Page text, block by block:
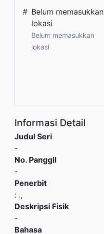
# Belum memasukkan
lokasi
Belum memasukkan
lokasi
Informasi Detail
Judul Seri
-
No. Panggil
-
Penerbit
: .,
Deskripsi Fisik
-
Bahasa